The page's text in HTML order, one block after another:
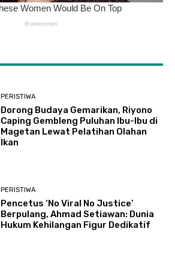
PERISTIWA
Dorong Budaya Gemarikan, Riyono
Caping Gembleng Puluhan Ibu-Ibu di
Magetan Lewat Pelatihan Olahan
Ikan
PERISTIWA
Pencetus ‘No Viral No Justice’
Berpulang, Ahmad Setiawan: Dunia
Hukum Kehilangan Figur Dedikatif